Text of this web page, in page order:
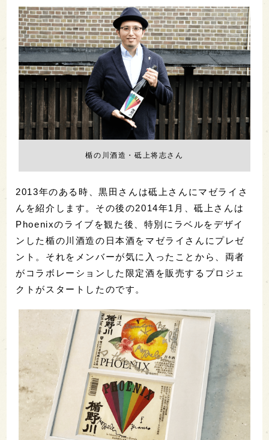
楯の川酒造・砥上将志さん
2013年のある時、黒田さんは砥上さんにマゼライさ
んを紹介します。その後の2014年1月、砥上さんは
Phoenixのライブを観た後、特別にラベルをデザイ
ンした楯の川酒造の日本酒をマゼライさんにプレゼ
ント。それをメンバーが気に入ったことから、両者
がコラボレーションした限定酒を販売するプロジェ
クトがスタートしたのです。